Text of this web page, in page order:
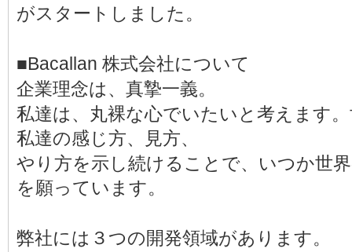
がスタートしました。
■Bacallan 株式会社について
企業理念は、真摯一義。
私達は、丸裸な心でいたいと考えます
私達の感じ方、見方、
やり方を示し続けることで、いつか世
を願っています。
弊社には３つの開発領域があります。